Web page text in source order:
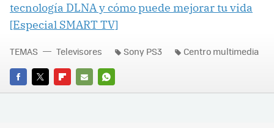
tecnología DLNAy cómo puede mejorar tu vida
[Especial SMART TV]
FACEBOOK
TWITTERFLIPBOARD
E-
WHATSAPP
TEMAS Televisores Sony PS3 Centro multimedia